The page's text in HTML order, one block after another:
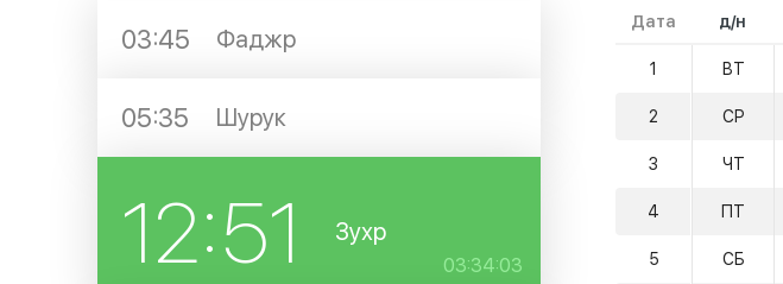
03:45 Фаджр
05:35 Шурук
12:51 Зухр
03:34:02
Дата д/н
1 ВТ
2 СР
3 ЧТ
4 ПТ
5 СБ